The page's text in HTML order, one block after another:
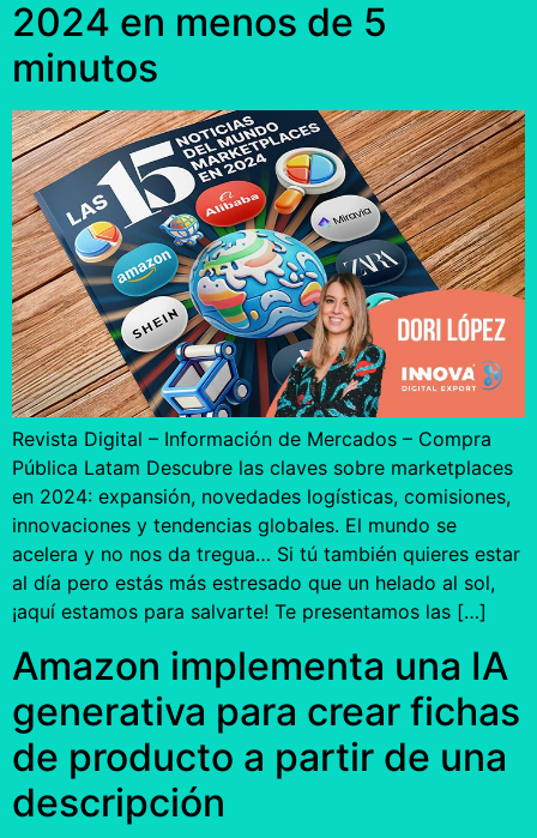
2024 en menos de 5
minutos
Revista Digital – Información de Mercados – Compra
Pública Latam Descubre las claves sobre marketplaces
en 2024: expansión, novedades logísticas, comisiones,
innovaciones y tendencias globales. El mundo se
acelera y no nos da tregua… Si tú también quieres estar
al día pero estás más estresado que un helado al sol,
¡aquí estamos para salvarte! Te presentamos las […]
Amazon implementa una IA
generativa para crear fichas
de producto a partir de una
descripción